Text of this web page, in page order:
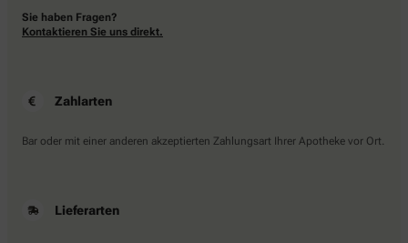
Sie haben Fragen?
Kontaktieren Sie uns direkt.
Zahlarten
Bar oder mit einer anderen akzeptierten Zahlungsart Ihrer Apotheke vor Ort.
Lieferarten